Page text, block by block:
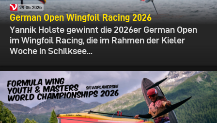
29.06.2026
German Open Wingfoil Racing 2026
Yannik Holste gewinnt die 2026er German Open
im Wingfoil Racing, die im Rahmen der Kieler
Woche in Schilksee...